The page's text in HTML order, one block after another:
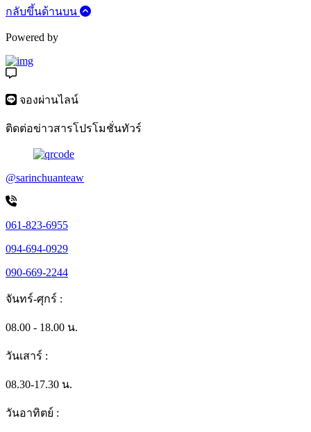
กลับขึ้นด้านบน
Powered by
จองผ่านไลน์
ติดต่อข่าวสารโปรโมชั่นทัวร์
@sarinchuanteaw
061-823-6955
094-694-0929
090-669-2244
จันทร์-ศุกร์ :
08.00 - 18.00 น.
วันเสาร์ :
08.30-17.30 น.
วันอาทิตย์ :